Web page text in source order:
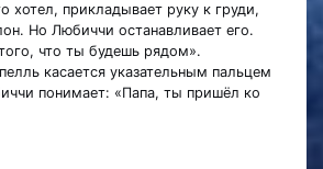
хотел, прикладывает руку к груди,
Но Любиччи останавливает его.
что ты будешь рядом».
касается указательным пальцем
понимает: «Папа, ты пришёл ко